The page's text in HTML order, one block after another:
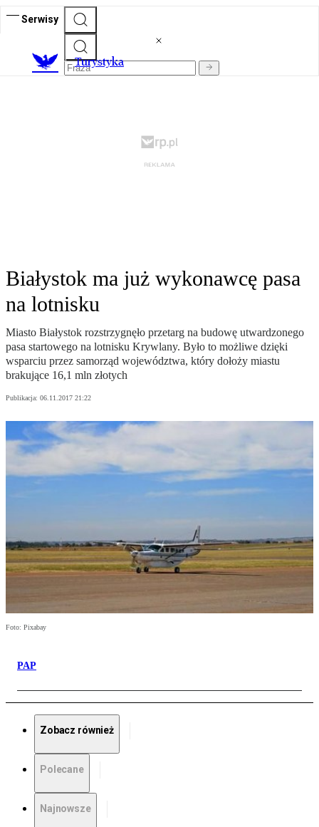
Serwisy
Turystyka
Białystok ma już wykonawcę pasa
na lotnisku
Miasto Białystok rozstrzygnęło przetarg na budowę utwardzonego
pasa startowego na lotnisku Krywlany. Było to możliwe dzięki
wsparciu przez samorząd województwa, który dołoży miastu
brakujące 16,1 mln złotych
Publikacja: 06.11.2017 21:22
Foto: Pixabay
PAP
Zobacz również
Polecane
Najnowsze